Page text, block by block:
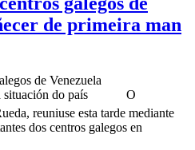
de primeira man
O
reuniuse esta tarde mediante
dos centros galegos en